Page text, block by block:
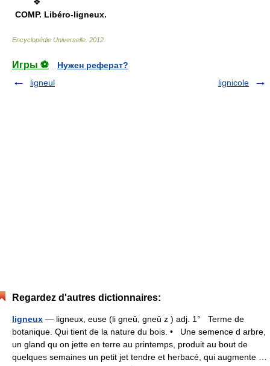
❖
COMP. Libéro-ligneux.
Encyclopédie Universelle 2012
Игры ⚽
Нужен реферат?
ligneul
lignicole
Regardez d'autres dictionnaires:
ligneux — ligneux, euse (li gneû, gneû z ) adj. 1° Terme de
botanique. Qui tient de la nature du bois. • Une semence d arbre,
un gland qu on jette en terre au printemps, produit au bout de
quelques semaines un petit jet tendre et herbacé, qui augmente …